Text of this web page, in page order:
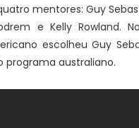
mentores: Guy
e Kelly Rowland.
escolheu Guy
programa australiano.